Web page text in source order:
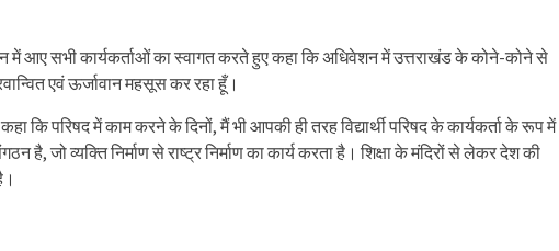
में आए सभी कार्यकर्ताओं का स्वागत करते हुए कहा कि अधिवेशन में उत्तराखंड के कोने-कोने से
एवं ऊर्जावान महसूस कर रहा हूँ।
कि परिषद में काम करने के दिनों, मैं भी आपकी ही तरह विद्यार्थी परिषद के कार्यकर्ता के रूप में
है, जो व्यक्ति निर्माण से राष्ट्र निर्माण का कार्य करता है। शिक्षा के मंदिरों से लेकर देश की